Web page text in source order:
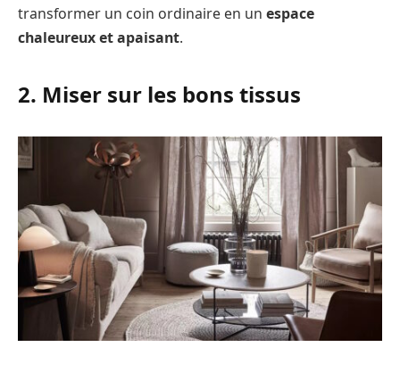
transformer un coin ordinaire en un espace
chaleureux et apaisant.
2. Miser sur les bons tissus